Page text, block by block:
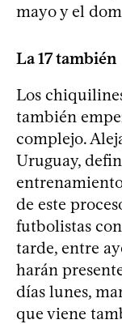
mayo y el
La 17 también
Los
también
complejo.
Uruguay,
de este
futbolistas
tarde, entre
harán
días lunes,
que viene